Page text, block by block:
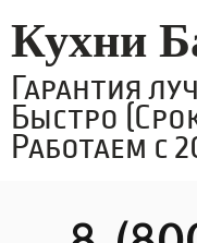
Кухни
Гарантия
Быстро
Работаем с
8